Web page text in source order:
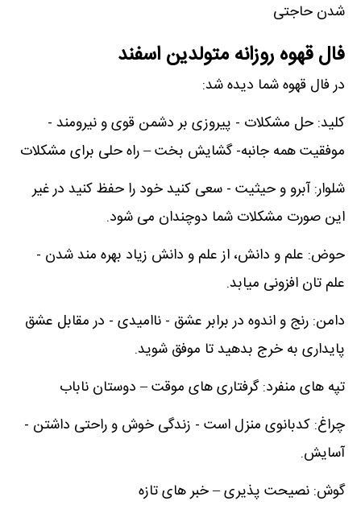
شدن حاجتی
فال قهوه روزانه متولدین اسفند
در فال قهوه شما دیده شد:
کلید: حل مشکلات - پیروزی بر دشمن قوی و نیرومند -
موفقیت همه جانبه- گشایش بخت – راه حلی برای مشکلات
شلوار: آبرو و حیثیت - سعی کنید خود را حفظ کنید در غیر
این صورت مشکلات شما دوچندان می شود.
حوض: علم و دانش، از علم و دانش زیاد بهره مند شدن -
علم تان افزونی میابد.
دامن: رنج و اندوه در برابر عشق - ناامیدی - در مقابل عشق
پایداری به خرج بدهید تا موفق شوید.
تپه های منفرد: گرفتاری های موقت – دوستان ناباب
چراغ: کدبانوی منزل است - زندگی خوش و راحتی داشتن -
آسایش.
گوش: نصیحت پذیری – خبر های تازه